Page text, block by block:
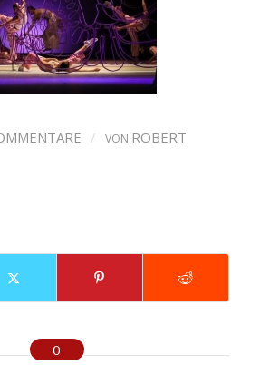
/ VON ROBERT
0